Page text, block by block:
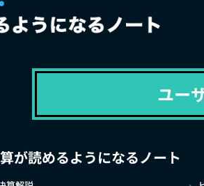
ユー
が読めるようになるノート